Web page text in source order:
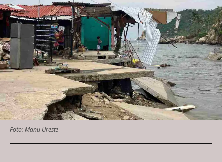
Foto: Manu Ureste